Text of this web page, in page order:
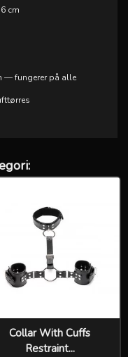
cm
— fungerer på alle
Collar With Cuffs
Restraint...